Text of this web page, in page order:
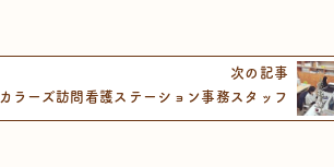
次の記事
カラーズ訪問看護ステーション事務スタッフ